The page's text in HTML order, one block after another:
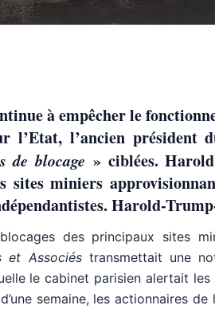
à empêcher le
l’Etat, l’ancien président
de blocage » ciblées.
miniers
Harold-
des principaux sites
et Associéstransmettait une
le cabinet parisien alertait
semaine, les actionnaires